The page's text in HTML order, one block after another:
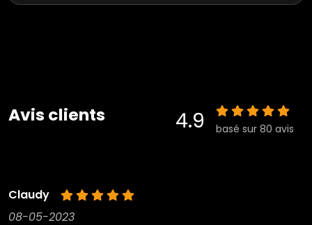
Avis clients 4.9 basé sur 80 avis
Claudy
08-05-2023